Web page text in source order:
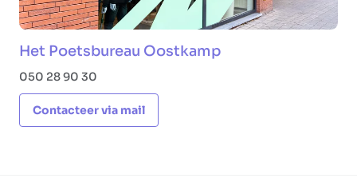
Het Poetsbureau Oostkamp
050 28 90 30
Contacteer via mail